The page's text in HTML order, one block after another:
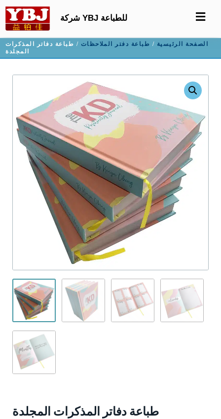
شركة YBJ للطباعة
الصفحة الرئيسية / طباعة دفتر الملاحظات / طباعة دفاتر المذكرات
المجلدة
طباعة دفاتر المذكرات المجلدة